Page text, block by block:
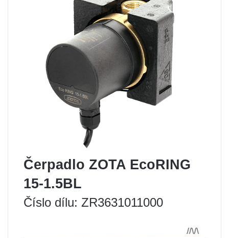
Čerpadlo ZOTA EcoRING
15-1.5BL
Číslo dílu: ZR3631011000